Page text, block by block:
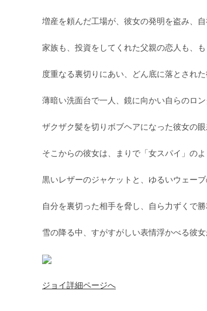
増産を頼んだ工場が、彼女の発明を盗み、自
家族も、投資をしてくれた父親の恋人も、も
度重なる裏切りにあい、どん底に落とされ
薄暗い洗面台で一人、鏡に向かい自らのロン
ザクザク髪を切りボブヘアになった彼女の
そこからの彼女は、まりで「女スパイ」のよ
黒いレザーのジャケットと、ゆるいウェー
自分を裏切った相手を脅し、自ら力ずくで勝
雪の降る中、すがすがしい表情浮かべる彼女
ジョイ詳細ページへ